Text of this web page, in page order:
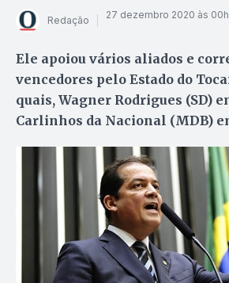
Redação 27 dezembro 2020 às
Ele apoiou vários aliados e
vencedores pelo Estado do
quais, Wagner Rodrigues (SD)
Carlinhos da Nacional (MDB)